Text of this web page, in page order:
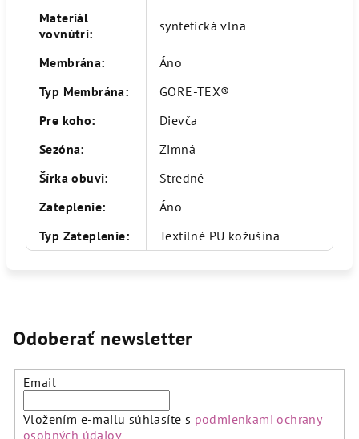
Materiál
vovnútri: syntetická vlna
Membrána:
Áno
Typ Membrána:
GORE-TEX®
Pre koho:
Dievča
Sezóna:
Zimná
Šírka obuvi:
Stredné
Zateplenie:
Áno
Typ Zateplenie: Textilné PU kožušina
Odoberať newsletter
Email
Vložením e-mailu súhlasíte s podmienkami ochrany
osobných údajov